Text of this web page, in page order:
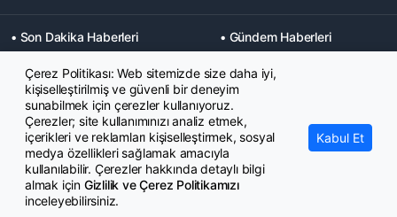
• Son Dakika Haberleri
• Gündem Haberleri
• Memurlar Haberleri
• KPSS Haberleri
• Ekonomi Haberleri
• Eğitim Haberleri
• Yaşam Haberleri
• Maaş Verileri Haberleri
• Mahkeme Kararları
Haberleri
Çerez Politikası: Web sitemizde size daha iyi,
kişiselleştirilmiş ve güvenli bir deneyim
sunabilmek için çerezler kullanıyoruz.
Çerezler; site kullanımınızı analiz etmek,
içerikleri ve reklamları kişiselleştirmek, sosyal
medya özellikleri sağlamak amacıyla
kullanılabilir. Çerezler hakkında detaylı bilgi
almak için Gizlilik ve Çerez Politikamızı
inceleyebilirsiniz.
Kabul Et